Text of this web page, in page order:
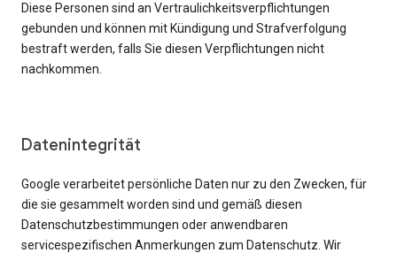
Diese Personen sind an Vertraulichkeitsverpflichtungen
gebunden und können mit Kündigung und Strafverfolgung
bestraft werden, falls Sie diesen Verpflichtungen nicht
nachkommen.
Datenintegrität
Google verarbeitet persönliche Daten nur zu den Zwecken, für
die sie gesammelt worden sind und gemäß diesen
Datenschutzbestimmungen oder anwendbaren
servicespezifischen Anmerkungen zum Datenschutz. Wir